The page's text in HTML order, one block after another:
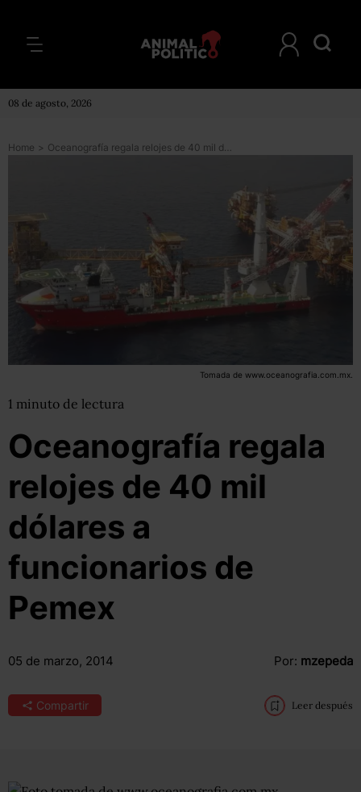
08 de agosto, 2026
Home > Oceanografía regala relojes de 40 mil dólares a funcionarios de Pemex
Tomada de www.oceanografia.com.mx.
1 minuto de lectura
Oceanografía regala
relojes de 40 mil
dólares a
funcionarios de
Pemex
05 de marzo, 2014 Por: mzepeda
Compartir Leer después